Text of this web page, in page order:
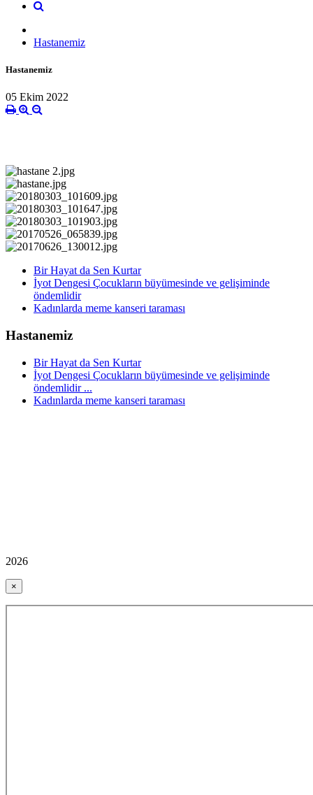
Hastanemiz
Hastanemiz
05 Ekim 2022
Bir Hayat da Sen Kurtar
İyot Dengesi Çocukların büyümesinde ve gelişiminde
öndemlidir
Kadınlarda meme kanseri taraması
Hastanemiz
Bir Hayat da Sen Kurtar
İyot Dengesi Çocukların büyümesinde ve gelişiminde
öndemlidir ...
Kadınlarda meme kanseri taraması
2026
×